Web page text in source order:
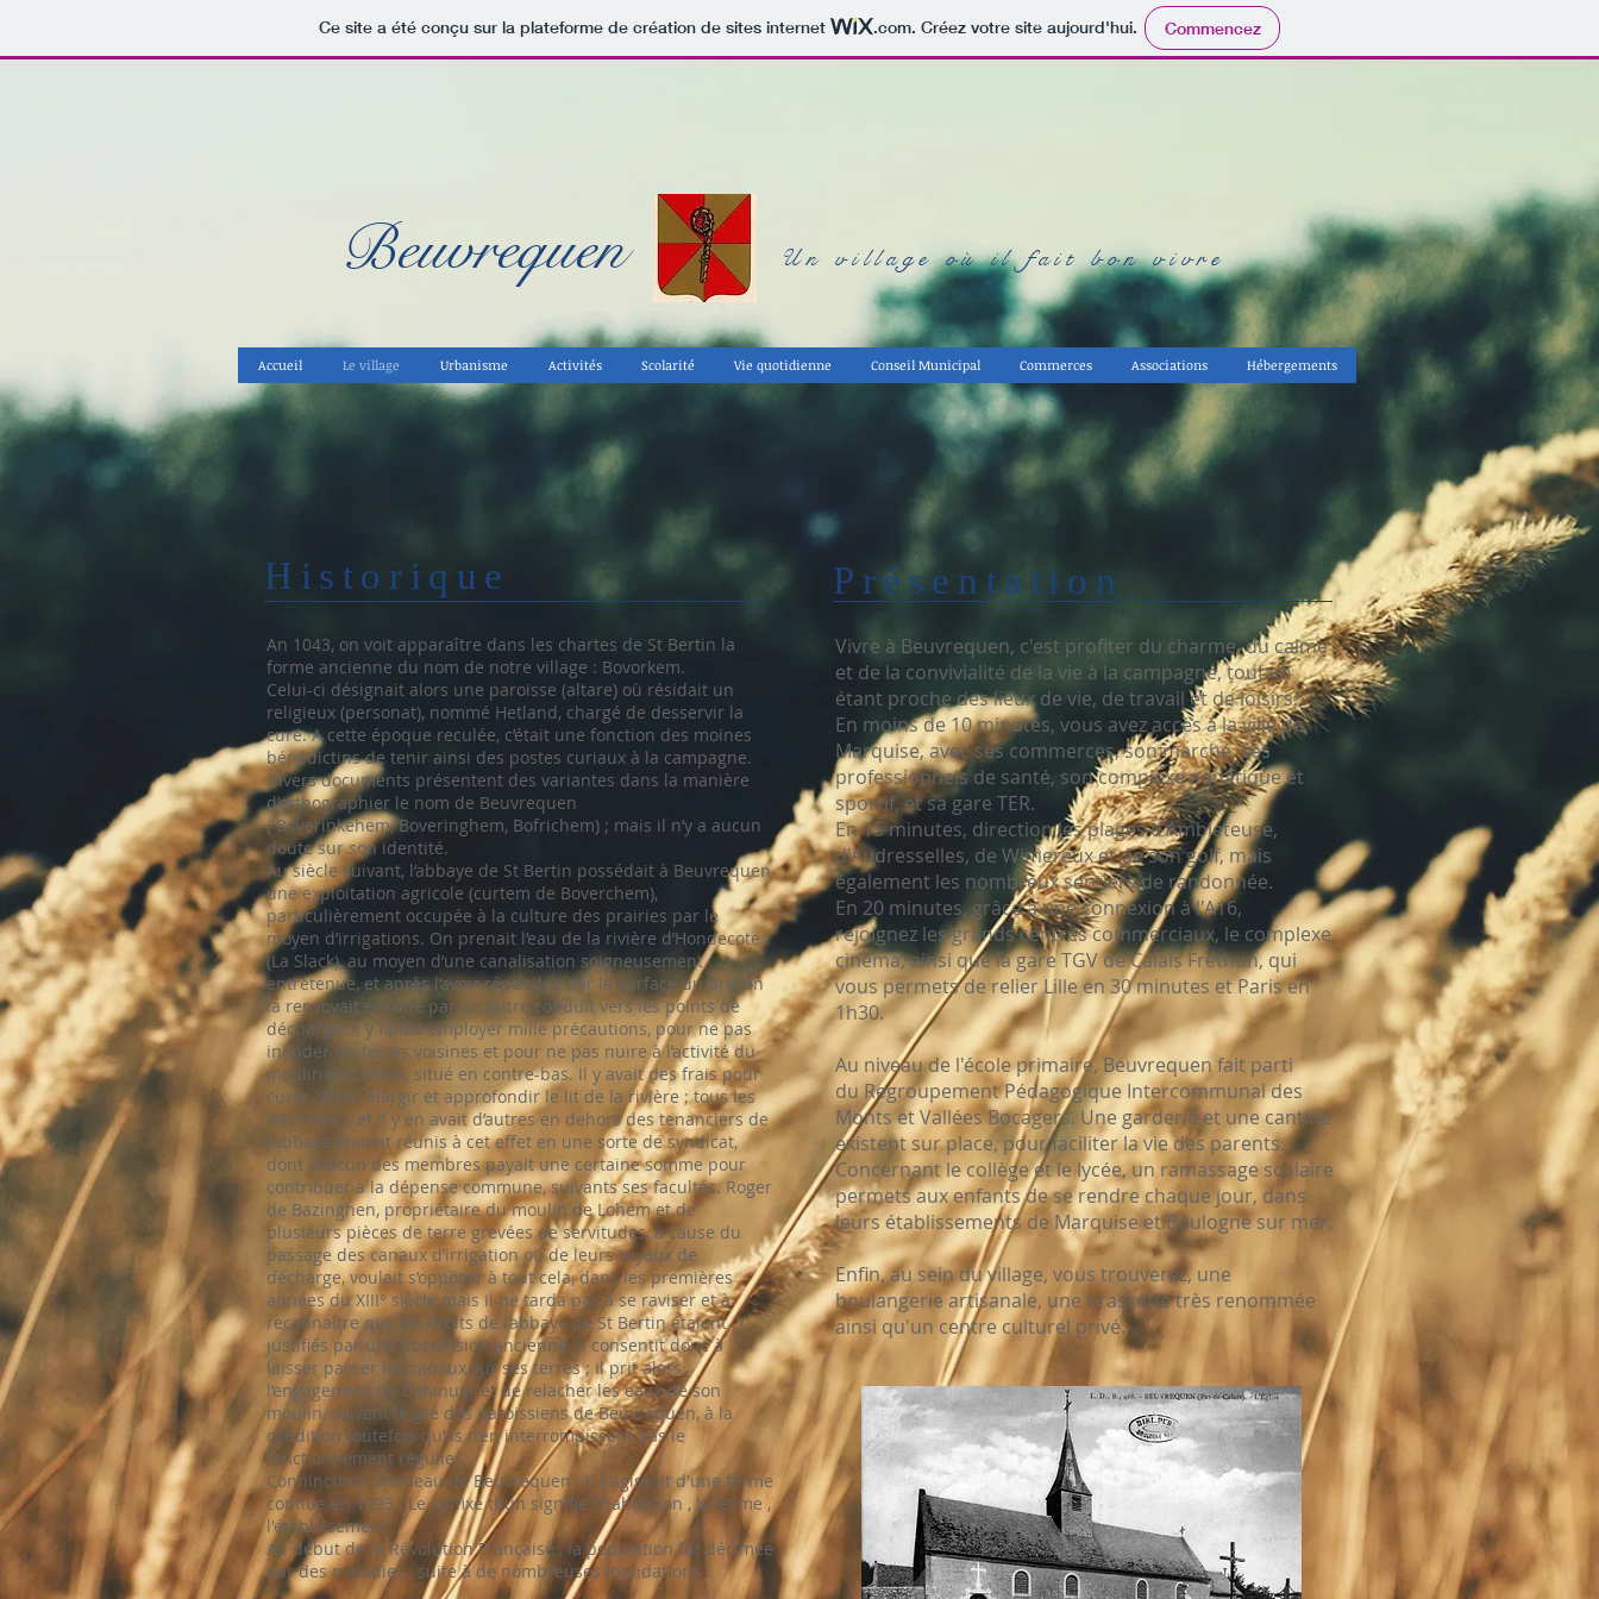
Ce site a été conçu sur la plateforme de création de sites internet .com. Créez votre site aujourd'hui. Commencez
Beuvrequen Un village où il fait bon vivre
Accueil Le village Urbanisme Activités Scolarité Vie quotidienne Conseil Municipal Commerces Associations Hébergements
Historique
An 1043, on voit apparaître dans les chartes de St Bertin la
forme ancienne du nom de notre village : Bovorkem.
Celui-ci désignait alors une paroisse (altare) où résidait un
religieux (personat), nommé Hetland, chargé de desservir la
cure. A cette époque reculée, c’était une fonction des moines
bénédictins de tenir ainsi des postes curiaux à la campagne.
Divers documents présentent des variantes dans la manière
d’orthographier le nom de Beuvrequen
( Boverinkehem, Boveringhem, Bofrichem) ; mais il n’y a aucun
doute sur son identité.
Au siècle suivant, l’abbaye de St Bertin possédait à Beuvrequen
une exploitation agricole (curtem de Boverchem),
particulièrement occupée à la culture des prairies par le
moyen d’irrigations. On prenait l’eau de la rivière d’Hondecote
(La Slack), au moyen d’une canalisation soigneusement
entretenue, et après l’avoir répandue sur la surface du pré, on
la renvoyait ensuite par un autre conduit vers les points de
décharge. Il y fallait employer mille précautions, pour ne pas
inonder les terres voisines et pour ne pas nuire à l’activité du
moulin de Lohem, situé en contre-bas. Il y avait des frais pour
curer, vider, élargir et approfondir le lit de la rivière ; tous les
intéressés, et il y en avait d’autres en dehors des tenanciers de
l’abbaye étaient réunis à cet effet en une sorte de syndicat,
dont chacun des membres payait une certaine somme pour
contribuer à la dépense commune, suivants ses facultés. Roger
de Bazinghen, propriétaire du moulin de Lohem et de
plusieurs pièces de terre grevées de servitudes, à cause du
passage des canaux d’irrigation ou de leurs tuyaux de
décharge, voulait s’opposer à tout cela, dans les premières
années du XIII° siècle mais il ne tarda pas à se raviser et à
reconnaître que les droits de l’abbaye de St Bertin étaient
justifiés par une possession ancienne. Il consentit donc à
laisser passer les canaux sur ses terres ; il prit alors
l’engagement de diminuer et de relacher les eaux de son
moulin, suivant le gré des paroissiens de Beuvrequen, à la
condition toutefois qu’ils n’en interrompissent pas le
fonctionnement régulier.
Connincthun, hameau de Beuvrequen ; Il s'agissait d'une ferme
connue en 1293 . Le suffixe thun signifie l'habitation , la ferme ,
l'établissement .
Au début de la Révolution Française , la population fut décimée
par des maladies , suite à de nombreuses inondations .
Présentation
Vivre à Beuvrequen, c'est profiter du charme, du calme
et de la convivialité de la vie à la campagne, tout en
étant proche des lieux de vie, de travail et de loisirs.
En moins de 10 minutes, vous avez accès à la ville de
Marquise, avec ses commerces, son marché, ses
professionnels de santé, son complexe aquatique et
sportif, et sa gare TER.
En 15 minutes, direction les plages d'Ambleteuse,
d'Audresselles, de Wimereux et de son golf, mais
également les nombreux sentiers de randonnée.
En 20 minutes, grâce à une connexion à l'A16,
rejoignez les grands centres commerciaux, le complexe
cinéma, ainsi que la gare TGV de Calais Frethun, qui
vous permets de relier Lille en 30 minutes et Paris en
1h30.
Au niveau de l'école primaire, Beuvrequen fait parti
du Regroupement Pédagogique Intercommunal des
Monts et Vallées Bocagers. Une garderie et une cantine
existent sur place, pour faciliter la vie des parents.
Concernant le collège et le lycée, un ramassage scolaire
permets aux enfants de se rendre chaque jour, dans
leurs établissements de Marquise et Boulogne sur mer.
Enfin, au sein du village, vous trouverez, une
boulangerie artisanale, une brasserie très renommée
ainsi qu'un centre culturel privé.